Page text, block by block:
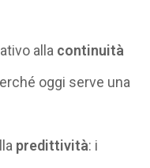
alla continuità
oggi serve una
predittività: i